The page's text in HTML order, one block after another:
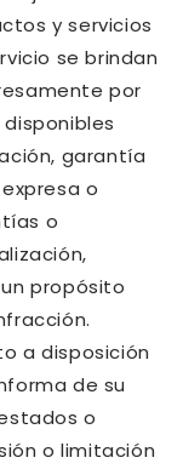
y servicios
se brindan
por
garantía
o
o
propósito
a disposición
de su
o
o limitación